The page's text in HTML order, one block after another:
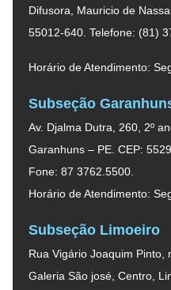
Difusora, Mauricio de
55012-640. Telefone: (81)
Horário de Atendimento:
Subseção
Av. Djalma Dutra, 260, 2º
Garanhuns – PE. CEP:
Fone: 87 3762.5500.
Horário de Atendimento:
Subseção Limoeiro
Rua Vigário Joaquim Pinto,
Galeria São josé, Centro,